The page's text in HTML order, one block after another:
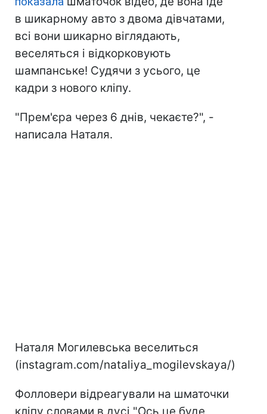
в шикарному авто з двома дівчатами,
всі вони шикарно віглядають,
веселяться і відкорковують
шампанське! Судячи з усього, це
кадри з нового кліпу.
"Прем'єра через 6 днів, чекаєте?", -
написала Наталя.
Наталя Могилевська веселиться
(instagram.com/nataliya_mogilevskaya/)
Фолловери відреагували на шматочки
кліпу словами в дусі "Ось це буде